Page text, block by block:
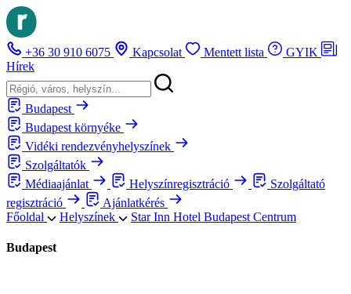
+36 30 910 6075 Kapcsolat Mentett lista
GYIK
Hírek
Budapest
Budapest környéke
Vidéki rendezvényhelyszínek
Szolgáltatók
Médiaajánlat
Helyszínregisztráció
Szolgáltató
regisztráció
Ajánlatkérés
Főoldal
Helyszínek Star Inn Hotel Budapest Centrum
Budapest